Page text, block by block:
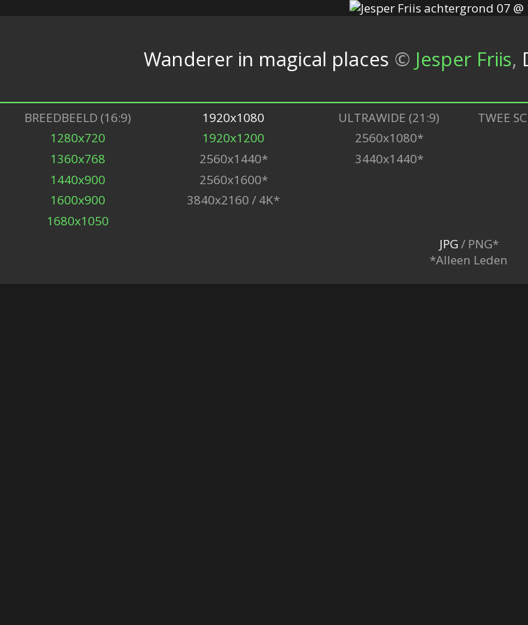
Wanderer in magical places © Jesper Friis,
BREEDBEELD (16:9)
1280x720
1360x768
1440x900
1600x900
1680x1050
1920x1080
1920x1200
2560x1440*
2560x1600*
3840x2160 / 4K*
ULTRAWIDE (21:9)
2560x1080*
3440x1440*
TWEE
JPG/ PNG*
*Alleen Leden